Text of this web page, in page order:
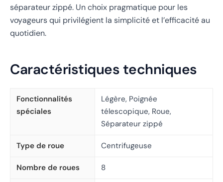
séparateur zippé. Un choix pragmatique pour les
voyageurs qui privilégient la simplicité et l’efficacité au
quotidien.
Caractéristiques techniques
Fonctionnalités
spéciales
Légère, Poignée
télescopique, Roue,
Séparateur zippé
Type de roue Centrifugeuse
Nombre de roues 8